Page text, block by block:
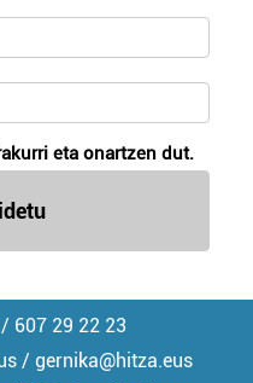
eta onartzen dut.
607 29 22 23
/ gernika@hitza.eus